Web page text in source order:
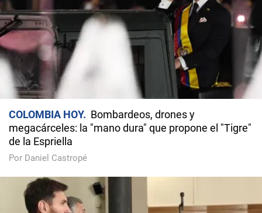
COLOMBIA HOY
Bombardeos, drones y
megacárceles: la "mano dura" que propone el "Tigre"
de la Espriella
Por Daniel Castropé